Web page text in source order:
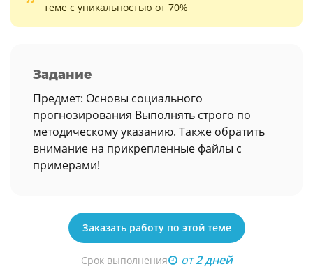
теме с уникальностью от 70%
Задание
Предмет: Основы социального
прогнозирования Выполнять строго по
методическому указанию. Также обратить
внимание на прикрепленные файлы с
примерами!
Заказать работу по этой теме
Срок выполнения от2 дней